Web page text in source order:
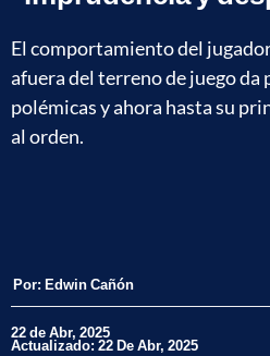
El comportamiento del
afuera del terreno de juego da
polémicas y ahora hasta su
al orden.
Por: Edwin Cañón
22 de Abr, 2025
Actualizado: 22 De Abr, 2025